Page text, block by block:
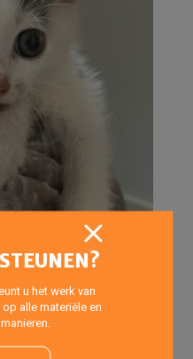
pensiondieren het gehele
tijden:
u het werk van
alle materiële en